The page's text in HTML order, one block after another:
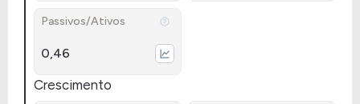
Passivos/Ativos
0,46
Crescimento